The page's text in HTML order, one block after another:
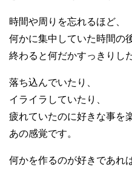
時間や周りを忘れるほど、
何かに集中していた時間の後
終わると何だかすっきりし
落ち込んでいたり、
イライラしていたり、
疲れていたのに好きな事を
あの感覚です。
何かを作るのが好きであれ